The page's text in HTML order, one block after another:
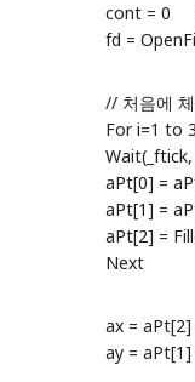
cont = 0 //
fd =
// 처음에
For i=1 to 3
aPt[0] =
aPt[1] =
aPt[2] =
Next
ax =
ay =